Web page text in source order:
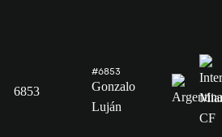
6853
#6853
Gonzalo
Luján